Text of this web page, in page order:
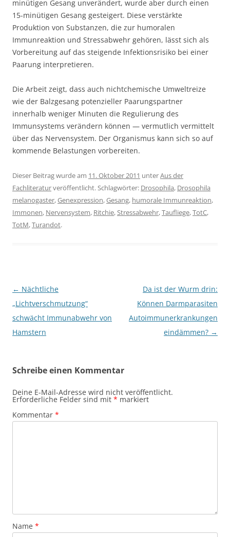
minütigen Gesang unverändert, wurde aber durch einen
15-minütigen Gesang gesteigert. Diese verstärkte
Produktion von Substanzen, die zur humoralen
Immunreaktion und Stressabwehr gehören, lässt sich als
Vorbereitung auf das steigende Infektionsrisiko bei einer
Paarung interpretieren.
Die Arbeit zeigt, dass auch nichtchemische Umweltreize
wie der Balzgesang potenzieller Paarungspartner
innerhalb weniger Minuten die Regulierung des
Immunsystems verändern können — vermutlich vermittelt
über das Nervensystem. Der Organismus kann sich so auf
kommende Belastungen vorbereiten.
Dieser Beitrag wurde am 11. Oktober 2011 unterAus der
Fachliteraturveröffentlicht. Schlagwörter: Drosophila, Drosophila
melanogaster,Genexpression,Gesang, humorale Immunreaktion,
Immonen, Nervensystem, Ritchie,Stressabwehr,Taufliege,TotC,
TotM,Turandot.
Beitragsnavigation
← Nächtliche
„Lichtverschmutzung“
schwächt Immunabwehr von
Hamstern
Da ist der Wurm drin:
Können Darmparasiten
Autoimmunerkrankungen
eindämmen? →
Schreibe einen Kommentar
Deine E-Mail-Adresse wird nicht veröffentlicht.
Erforderliche Felder sind mit * markiert
Kommentar *
Name *